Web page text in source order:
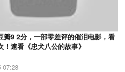
瓣9 2分，一部零差评的催泪电影，看
！速看《忠犬八公的故事》
07:28